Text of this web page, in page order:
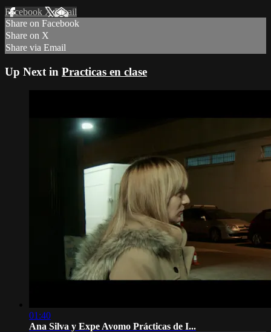
Facebook XEmail
Share on Facebook
Share on X
Share via Email
Up Next in Practicas en clase
01:40
Ana Silva y Expe Avomo Prácticas de I...